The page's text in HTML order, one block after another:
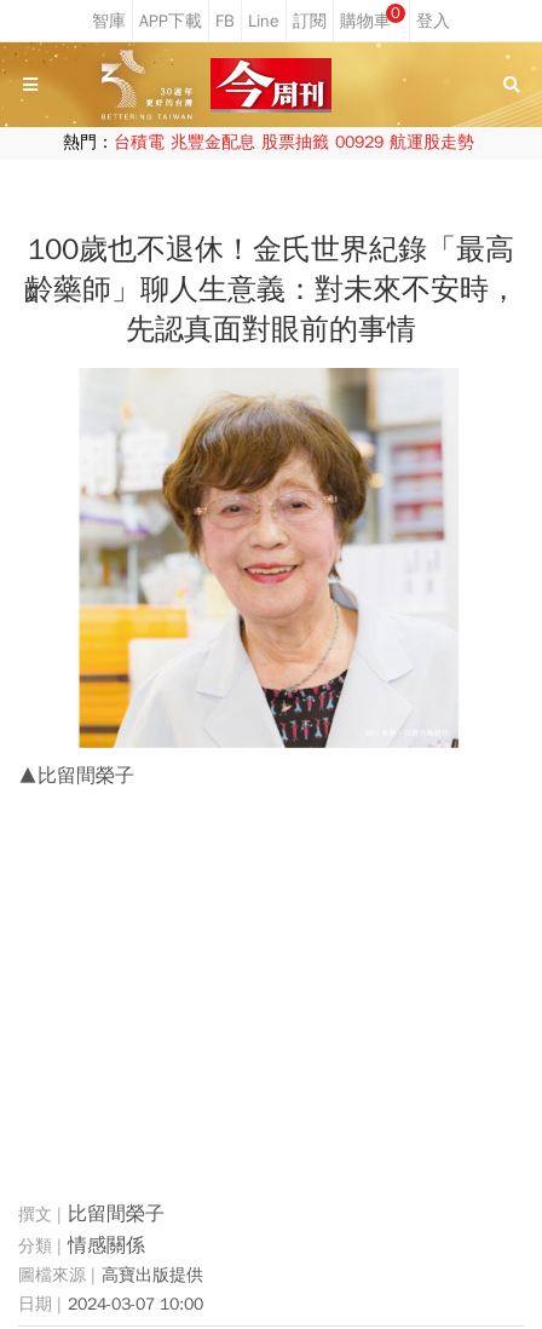
0
熱門： 台積電 兆豐金配息 股票抽籤 00929 航運股走勢
100歲也不退休！金氏世界紀錄「最高
齡藥師」聊人生意義：對未來不安時，
先認真面對眼前的事情
▲比留間榮子
比留間榮子
情感關係
高寶出版提供
2024-03-07 10:00